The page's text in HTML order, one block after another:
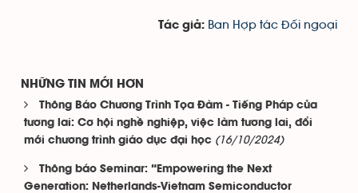
Tác giả: Ban Hợp tác Đối ngoại
NHỮNG TIN MỚI HƠN
Thông Báo Chương Trình Tọa Đàm - Tiếng Pháp của
tương lai: Cơ hội nghề nghiệp, việc làm tương lai, đổi
mới chương trình giáo dục đại học (16/10/2024)
Thông báo Seminar: “Empowering the Next
Generation: Netherlands-Vietnam Semiconductor